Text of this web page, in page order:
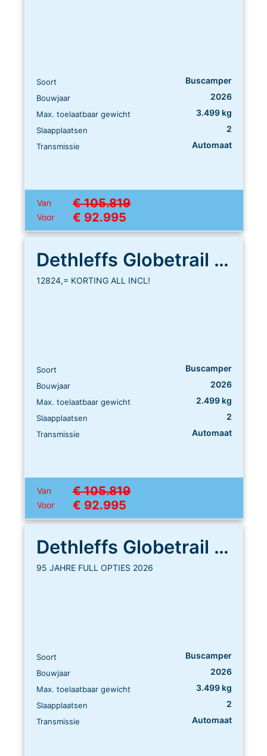
Soort Buscamper
Bouwjaar 2026
Max. toelaatbaar gewicht 3.499 kg
Slaapplaatsen 2
Transmissie Automaat
Van € 105.819
Voor € 92.995
Dethleffs Globetrail 640 ES
12824,= KORTING ALL INCL!
Soort Buscamper
Bouwjaar 2026
Max. toelaatbaar gewicht 2.499 kg
Slaapplaatsen 2
Transmissie Automaat
Van € 105.819
Voor € 92.995
Dethleffs Globetrail 640 ES
95 JAHRE FULL OPTIES 2026
Soort Buscamper
Bouwjaar 2026
Max. toelaatbaar gewicht 3.499 kg
Slaapplaatsen 2
Transmissie Automaat